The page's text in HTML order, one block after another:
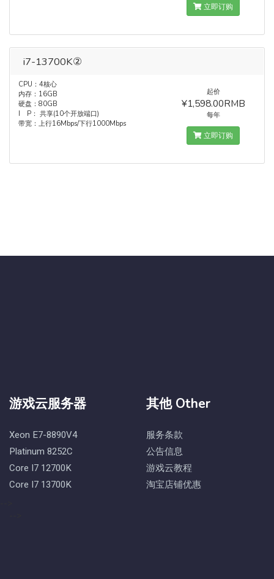
立即订购
i7-13700K②
CPU：4核心
内存：16GB
硬盘：80GB
I P： 共享(10个开放端口)
带宽：上行16Mbps/下行1000Mbps
起价
¥1,598.00RMB
每年
立即订购
游戏云服务器
Xeon E7-8890V4
Platinum 8252C
Core I7 12700K
Core I7 13700K
其他 Other
服务条款
公告信息
游戏云教程
淘宝店铺优惠